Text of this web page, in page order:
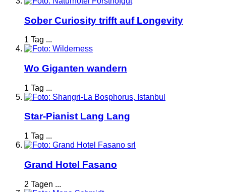
Sober Curiosity trifft auf Longevity
1 Tag ...
Wo Giganten wandern
1 Tag ...
Star-Pianist Lang Lang
1 Tag ...
Grand Hotel Fasano
2 Tagen ...